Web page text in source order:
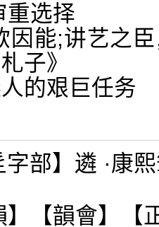
重选择
因能;讲艺之
子》
的艰巨任务
字部】遴 ·康
】【韻會】【